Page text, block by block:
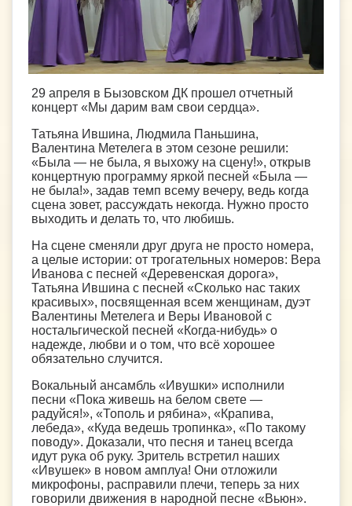
29 апреля в Бызовском ДК прошел отчетный
концерт «Мы дарим вам свои сердца».
Татьяна Ившина, Людмила Паньшина,
Валентина Метелега в этом сезоне решили:
«Была — не была, я выхожу на сцену!», открыв
концертную программу яркой песней «Была —
не была!», задав темп всему вечеру, ведь когда
сцена зовет, рассуждать некогда. Нужно просто
выходить и делать то, что любишь.
На сцене сменяли друг друга не просто номера,
а целые истории: от трогательных номеров: Вера
Иванова с песней «Деревенская дорога»,
Татьяна Ившина с песней «Сколько нас таких
красивых», посвященная всем женщинам, дуэт
Валентины Метелега и Веры Ивановой с
ностальгической песней «Когда-нибудь» о
надежде, любви и о том, что всё хорошее
обязательно случится.
Вокальный ансамбль «Ивушки» исполнили
песни «Пока живешь на белом свете —
радуйся!», «Тополь и рябина», «Крапива,
лебеда», «Куда ведешь тропинка», «По такому
поводу». Доказали, что песня и танец всегда
идут рука об руку. Зритель встретил наших
«Ивушек» в новом амплуа! Они отложили
микрофоны, расправили плечи, теперь за них
говорили движения в народной песне «Вьюн».